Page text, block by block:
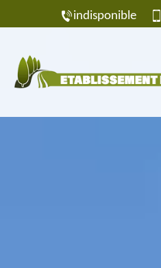
indisponible